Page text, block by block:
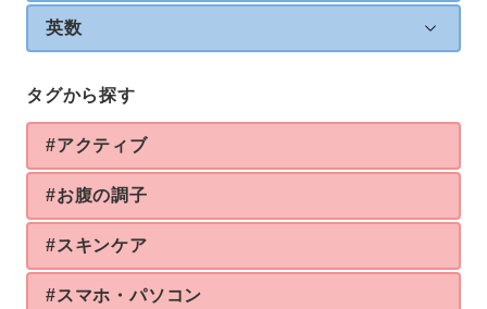
英数
タグから探す
#アクティブ
#お腹の調子
#スキンケア
#スマホ・パソコン